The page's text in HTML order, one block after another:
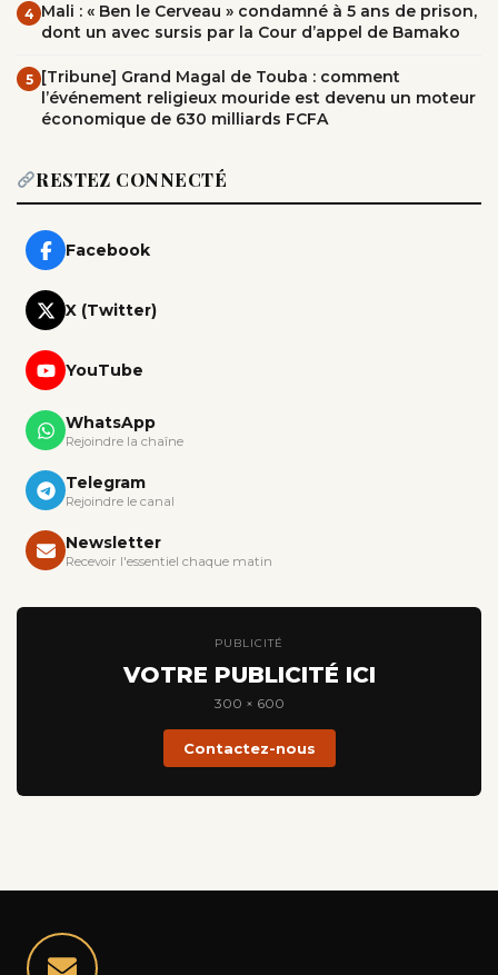
4 Mali : « Ben le Cerveau » condamné à 5 ans de prison,
dont un avec sursis par la Cour d’appel de Bamako
5 [Tribune] Grand Magal de Touba : comment
l’événement religieux mouride est devenu un moteur
économique de 630 milliards FCFA
RESTEZ CONNECTÉ
Facebook
X (Twitter)
YouTube
WhatsApp
Rejoindre la chaîne
Telegram
Rejoindre le canal
Newsletter
Recevoir l'essentiel chaque matin
PUBLICITÉ
VOTRE PUBLICITÉ ICI
300 × 600
Contactez-nous